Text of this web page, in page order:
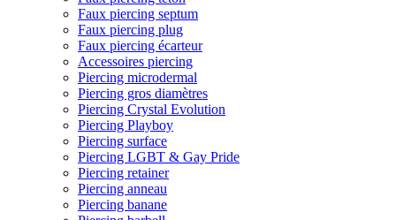
Faux piercing septum
Faux piercing plug
Faux piercing écarteur
Accessoires piercing
Piercing microdermal
Piercing gros diamètres
Piercing Crystal Evolution
Piercing Playboy
Piercing surface
Piercing LGBT & Gay Pride
Piercing retainer
Piercing anneau
Piercing banane